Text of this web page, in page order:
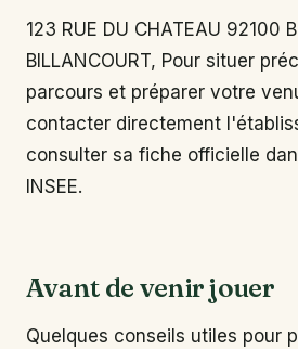
123 RUE DU CHATEAU 92100
BILLANCOURT, Pour situer
parcours et préparer votre
contacter directement
consulter sa fiche officielle
INSEE.
Avant de venir jouer
Quelques conseils utiles pour